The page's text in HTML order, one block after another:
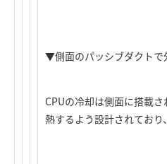
▼側面のパッシブダクトで
CPUの冷却は側面に搭載
熱するよう設計されており